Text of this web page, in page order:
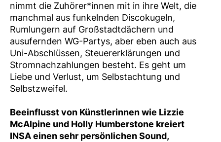
nimmt die Zuhörer*innen mit in ihre Welt, die
manchmal aus funkelnden Discokugeln,
Rumlungern auf Großstadtdächern und
ausufernden WG-Partys, aber eben auch aus
Uni-Abschlüssen, Steuererklärungen und
Stromnachzahlungen besteht. Es geht um
Liebe und Verlust, um Selbstachtung und
Selbstzweifel.
Beeinflusst von Künstlerinnen wie Lizzie
McAlpine und Holly Humberstone kreiert
INSA einen sehr persönlichen Sound,